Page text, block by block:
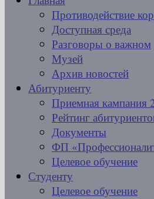
Противодействие
Доступная среда
Разговоры о важном
Музей
Архив новостей
Абитуриенту
Приемная кампания
Рейтинг
Документы
ФП
Целевое обучение
Студенту
Целевое обучение